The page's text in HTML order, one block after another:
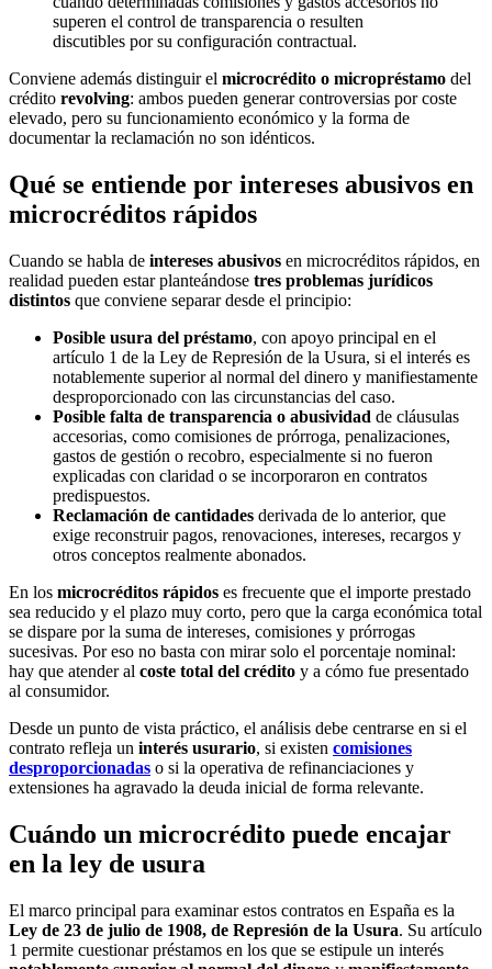
superen el control de transparencia o resulten
discutibles por su configuración contractual.
Conviene además distinguir el microcrédito o micropréstamo del
crédito revolving: ambos pueden generar controversias por coste
elevado, pero su funcionamiento económico y la forma de
documentar la reclamación no son idénticos.
Qué se entiende por intereses abusivos en
microcréditos rápidos
Cuando se habla de intereses abusivos en microcréditos rápidos, en
realidad pueden estar planteándose tres problemas jurídicos
distintos que conviene separar desde el principio:
Posible usura del préstamo, con apoyo principal en el
artículo 1 de la Ley de Represión de la Usura, si el interés es
notablemente superior al normal del dinero y manifiestamente
desproporcionado con las circunstancias del caso.
Posible falta de transparencia o abusividad de cláusulas
accesorias, como comisiones de prórroga, penalizaciones,
gastos de gestión o recobro, especialmente si no fueron
explicadas con claridad o se incorporaron en contratos
predispuestos.
Reclamación de cantidades derivada de lo anterior, que
exige reconstruir pagos, renovaciones, intereses, recargos y
otros conceptos realmente abonados.
En los microcréditos rápidos es frecuente que el importe prestado
sea reducido y el plazo muy corto, pero que la carga económica total
se dispare por la suma de intereses, comisiones y prórrogas
sucesivas. Por eso no basta con mirar solo el porcentaje nominal:
hay que atender al coste total del crédito y a cómo fue presentado
al consumidor.
Desde un punto de vista práctico, el análisis debe centrarse en si el
contrato refleja un interés usurario, si existen comisiones
desproporcionadas o si la operativa de refinanciaciones y
extensiones ha agravado la deuda inicial de forma relevante.
Cuándo un microcrédito puede encajar
en la ley de usura
El marco principal para examinar estos contratos en España es la
Ley de 23 de julio de 1908, de Represión de la Usura. Su artículo
1 permite cuestionar préstamos en los que se estipule un interés